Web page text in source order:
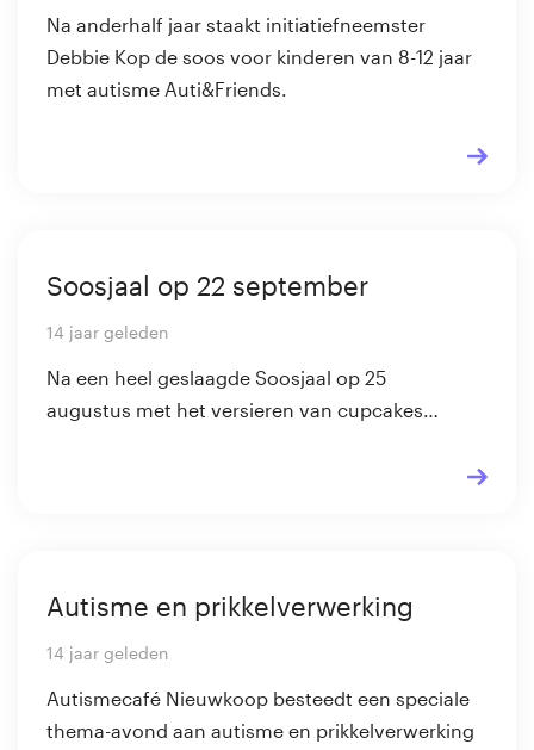
Na anderhalf jaar staakt initiatiefneemster
Debbie Kop de soos voor kinderen van 8-12 jaar
met autisme Auti&Friends.
Soosjaal op 22 september
14 jaar geleden
Na een heel geslaagde Soosjaal op 25
augustus met het versieren van cupcakes…
Autisme en prikkelverwerking
14 jaar geleden
Autismecafé Nieuwkoop besteedt een speciale
thema-avond aan autisme en prikkelverwerking